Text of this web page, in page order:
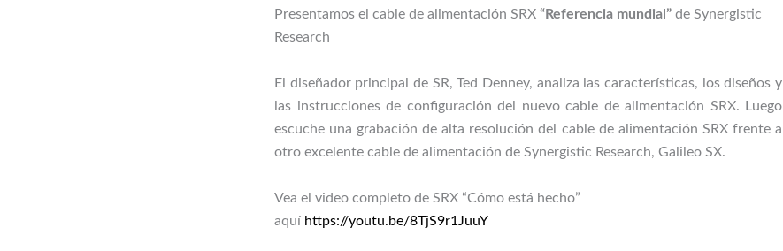
Presentamos el cable de alimentación SRX “Referencia mundial” de Synergistic
Research
El diseñador principal de SR, Ted Denney, analiza las características, los diseños y
las instrucciones de configuración del nuevo cable de alimentación SRX. Luego
escuche una grabación de alta resolución del cable de alimentación SRX frente a
otro excelente cable de alimentación de Synergistic Research, Galileo SX.
Vea el video completo de SRX “Cómo está hecho”
aquí https://youtu.be/8TjS9r1JuuY